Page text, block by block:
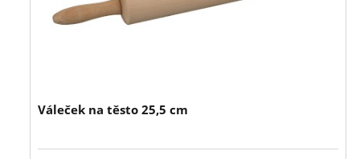
Váleček na těsto 25,5 cm